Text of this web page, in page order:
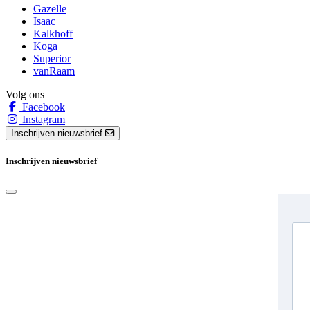
Gazelle
Isaac
Kalkhoff
Koga
Superior
vanRaam
Volg ons
Facebook
Instagram
Inschrijven nieuwsbrief
Inschrijven nieuwsbrief